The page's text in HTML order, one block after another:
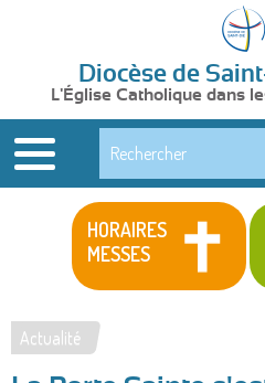
Diocèse de
L'Église Catholique dans
HORAIRES
MESSES
Vous
Actualité